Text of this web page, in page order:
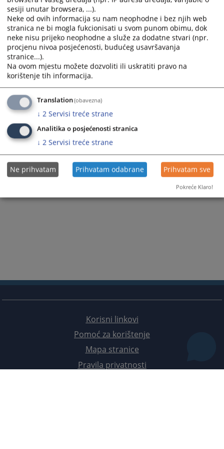
Tužioci
Stručni savjetnici
Službenici i namještenici
Konkursi za upražnjene pozicije
Korisni linkovi
Pomoć za korištenje
Mapa stranice
Pravila privatnosti
sesiji unutar browsera, ...).
Neke od ovih informacija su nam neophodne i bez njih web
stranica ne bi mogla fukcionisati u svom punom obimu, dok
neke nisu prijeko neophodne a služe za dodatne stvari (npr.
procjenu nivoa posjećenosti, budućeg usavršavanja
stranice...).
Na ovom mjestu možete dozvoliti ili uskratiti pravo na
korištenje tih informacija.
Translation(obavezna)
↓ 2 Servisi treće strane
Analitika o posjećenosti stranica
↓ 2 Servisi treće strane
Ne prihvatam Prihvatam odabrane Prihvatam sve
Pokreće Klaro!